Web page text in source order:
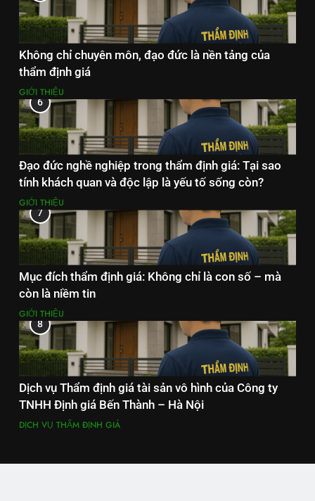
Không chỉ chuyên môn, đạo đức là nền tảng của
thẩm định giá
GIỚI THIỆU
6
Đạo đức nghề nghiệp trong thẩm định giá: Tại sao
tính khách quan và độc lập là yếu tố sống còn?
GIỚI THIỆU
7
Mục đích thẩm định giá: Không chỉ là con số – mà
còn là niềm tin
GIỚI THIỆU
8
Dịch vụ Thẩm định giá tài sản vô hình của Công ty
TNHH Định giá Bến Thành – Hà Nội
DỊCH VỤ THẨM ĐỊNH GIÁ